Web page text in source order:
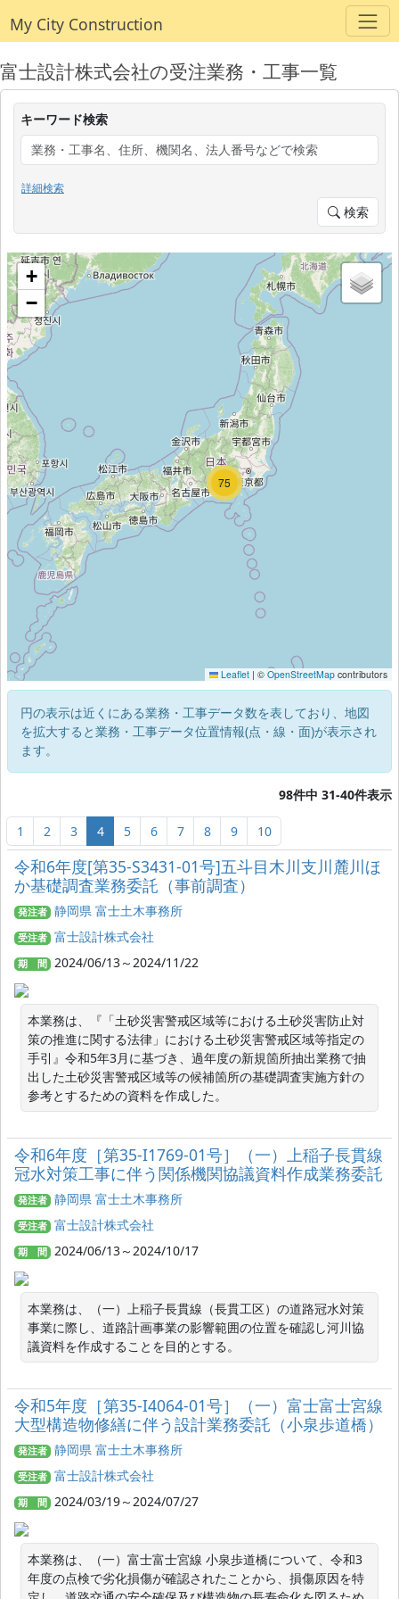
My City Construction
富士設計株式会社の受注業務・工事一覧
キーワード検索
詳細検索
検索
3
80
75
+
−
Leaflet | © OpenStreetMap contributors
円の表示は近くにある業務・工事データ数を表しており、地図
を拡大すると業務・工事データ位置情報(点・線・面)が表示され
ます。
98件中 31-40件表示
1 2 3 4 5 6 7 8 9 10
令和6年度[第35-S3431-01号]五斗目木川支川麓川ほ
か基礎調査業務委託（事前調査）
発注者 静岡県 富士土木事務所
受注者 富士設計株式会社
期 間 2024/06/13～2024/11/22
本業務は、『「土砂災害警戒区域等における土砂災害防止対
策の推進に関する法律」における土砂災害警戒区域等指定の
手引』令和5年3月に基づき、過年度の新規箇所抽出業務で抽
出した土砂災害警戒区域等の候補箇所の基礎調査実施方針の
参考とするための資料を作成した。
令和6年度［第35-I1769-01号］（一）上稲子長貫線
冠水対策工事に伴う関係機関協議資料作成業務委託
発注者 静岡県 富士土木事務所
受注者 富士設計株式会社
期 間 2024/06/13～2024/10/17
本業務は、（一）上稲子長貫線（長貫工区）の道路冠水対策
事業に際し、道路計画事業の影響範囲の位置を確認し河川協
議資料を作成することを目的とする。
令和5年度［第35-I4064-01号］（一）富士富士宮線
大型構造物修繕に伴う設計業務委託（小泉歩道橋）
発注者 静岡県 富士土木事務所
受注者 富士設計株式会社
期 間 2024/03/19～2024/07/27
本業務は、（一）富士富士宮線 小泉歩道橋について、令和3
年度の点検で劣化損傷が確認されたことから、損傷原因を特